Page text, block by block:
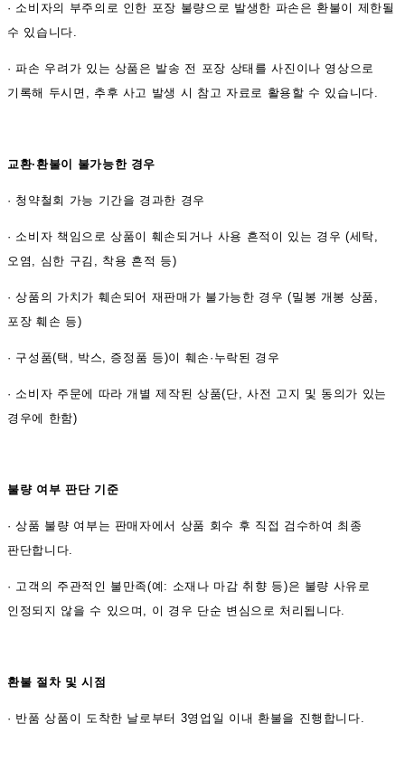
· 소비자의 부주의로 인한 포장 불량으로 발생한 파손은 환불이 제한될
수 있습니다.
·파손 우려가 있는 상품은 발송 전 포장 상태를 사진이나 영상으로
기록해 두시면, 추후 사고 발생 시 참고 자료로 활용할 수 있습니다.
교환·환불이 불가능한 경우
· 청약철회 가능 기간을 경과한 경우
· 소비자 책임으로 상품이 훼손되거나 사용 흔적이 있는 경우 (세탁,
오염, 심한 구김, 착용 흔적 등)
·상품의 가치가 훼손되어 재판매가 불가능한 경우 (밀봉 개봉 상품,
포장 훼손 등)
· 구성품(택, 박스, 증정품 등)이 훼손·누락된 경우
· 소비자 주문에 따라 개별 제작된 상품(단, 사전 고지 및 동의가 있는
경우에 한함)
불량 여부 판단 기준
·상품 불량 여부는 판매자에서 상품 회수 후 직접 검수하여 최종
판단합니다.
· 고객의 주관적인 불만족(예: 소재나 마감 취향 등)은 불량 사유로
인정되지 않을 수 있으며, 이 경우 단순 변심으로 처리됩니다.
환불 절차 및 시점
· 반품 상품이 도착한 날로부터 3영업일 이내 환불을 진행합니다.